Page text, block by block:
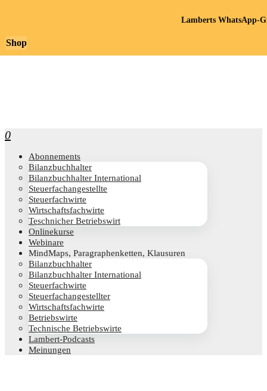
0
Abon­ne­ments
Bilanz­buch­hal­ter
Bilanz­buch­hal­ter International
Steu­er­fach­an­ge­stell­te
Steu­er­fach­wir­te
Wirt­schafts­fach­wir­te
Teschni­cher Betriebswirt
Online­kur­se
Web­i­na­re
Mind­Maps, Para­gra­phen­ket­ten, Klausuren
Bilanz­buch­hal­ter
Bilanz­buch­hal­ter International
Steu­er­fach­wir­te
Steu­er­fach­an­ge­stell­ter
Wirt­schafts­fach­wir­te
Betriebs­wir­te
Tech­ni­sche Betriebswirte
Lam­­bert-Pod­­casts
Mei­nun­gen
Shop
Lamberts WhatsApp-